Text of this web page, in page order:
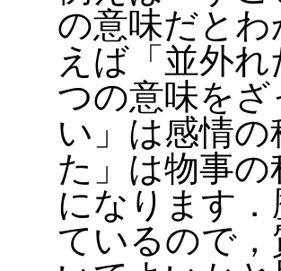
の意味だと
えば「並外
つの意味を
い」は感情
た」は物事
になります
ているので